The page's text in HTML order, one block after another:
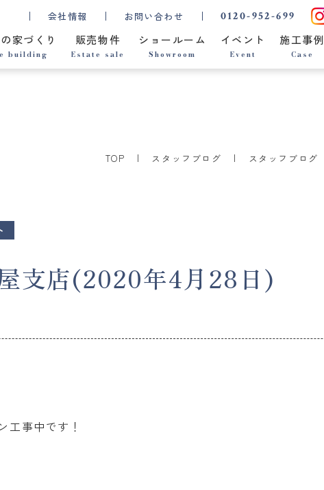
会社情報 お問い合わせ
0120-952-699
家づくり
building
販売物件
Estate sale
ショールーム
Showroom
イベント
Event
施工事例
Case
TOP スタッフブログ スタッフブログ
支店(2020年4月28日)
工事中です！